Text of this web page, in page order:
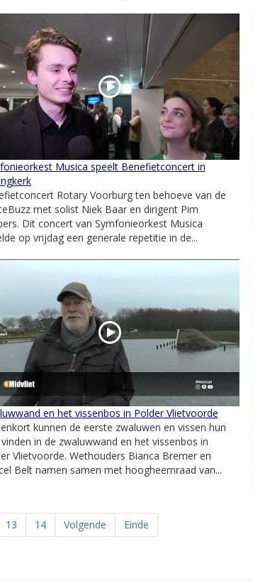
Musica speelt Benefietconcert in
Rotary Voorburg ten behoeve van de
met solist Niek Baar en dirigent Pim
Dit concert van Symfonieorkest Musica
op vrijdag een generale repetitie in de...
en het vissenbos in Polder Vlietvoorde
kunnen de eerste zwaluwen en vissen hun
in de zwaluwwand en het vissenbos in
Vlietvoorde. Wethouders Bianca Bremer en
Belt namen samen met hoogheemraad van...
13 14 Volgende Einde